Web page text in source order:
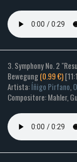
3. Symphony No. 2
Bewegung(0.99 €)
Artista:Íñigo Pirfano,
Compositore: Mahler,